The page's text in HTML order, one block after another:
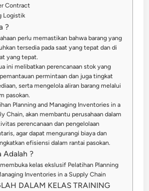
Contract
Logistik
?
perlu memastikan bahwa barang yang
tersedia pada saat yang tepat dan di
yang tepat.
ini melibatkan perencanaan stok yang
permintaan dan juga tingkat
serta mengelola aliran barang melalui
pasokan.
Planning and Managing Inventories in a
Chain, akan membantu perusahaan dalam
perencanaan dan pengelolaan
agar dapat mengurangi biaya dan
efisiensi dalam rantai pasokan.
Adalah ?
kelas ekslusif Pelatihan Planning
Inventories in a Supply Chain
DALAM KELAS TRAINING